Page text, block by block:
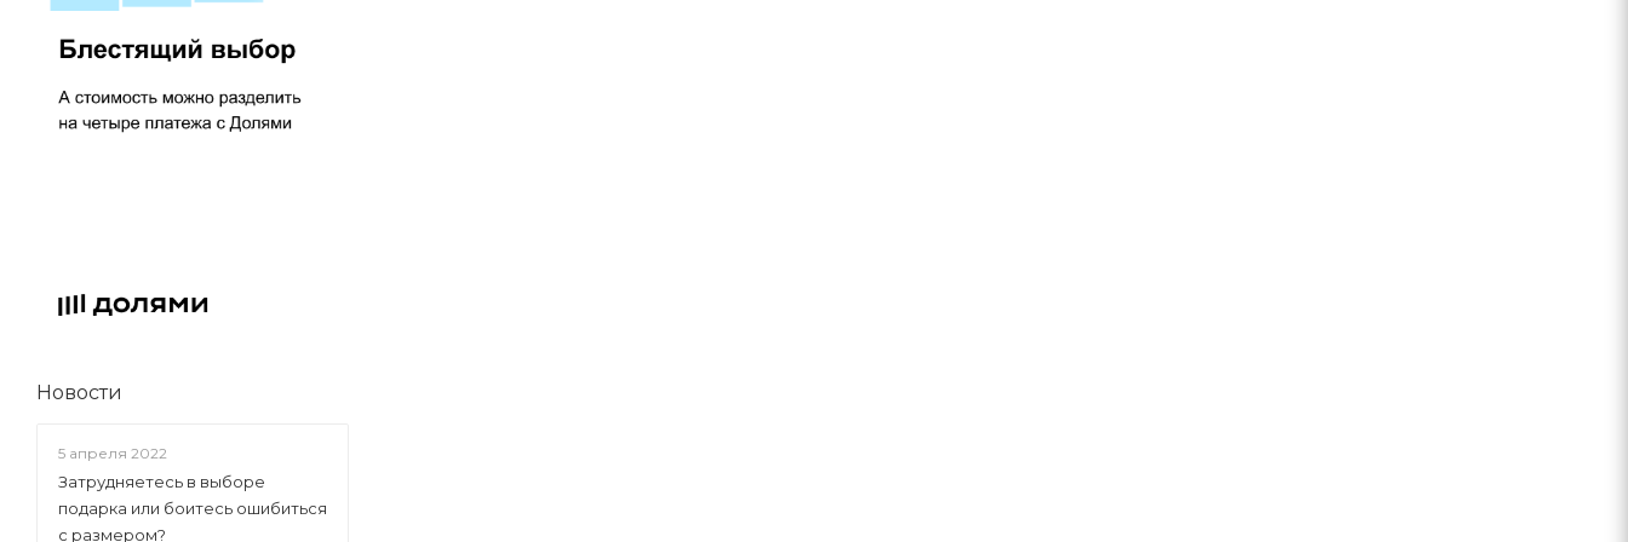
Новости
5 апреля 2022
Затрудняетесь в выборе
подарка или боитесь ошибиться
с размером?